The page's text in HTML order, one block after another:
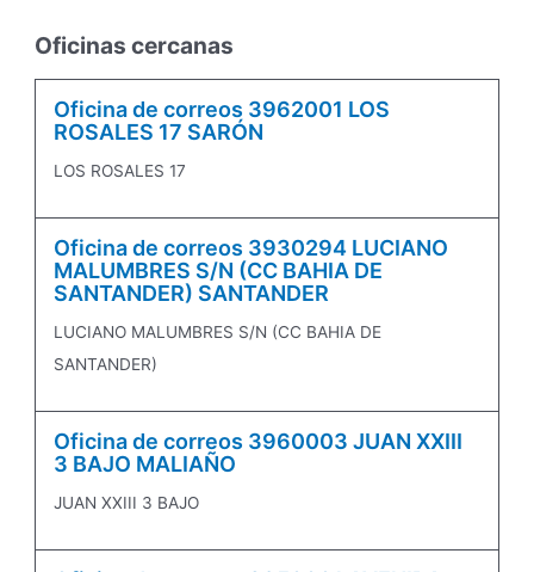
Oficinas cercanas
Oficina de correos 3962001 LOS
ROSALES 17 SARÓN
LOS ROSALES 17
Oficina de correos 3930294 LUCIANO
MALUMBRES S/N (CC BAHIA DE
SANTANDER) SANTANDER
LUCIANO MALUMBRES S/N (CC BAHIA DE
SANTANDER)
Oficina de correos 3960003 JUAN XXIII
3 BAJO MALIAÑO
JUAN XXIII 3 BAJO